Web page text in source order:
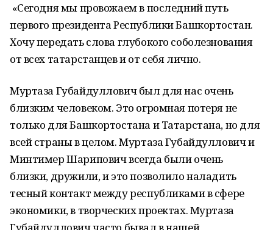
«Сегодня мы провожаем в последний путь
первого президента Республики Башкортостан.
Хочу передать слова глубокого соболезнования
от всех татарстанцев и от себя лично.
Муртаза Губайдуллович был для нас очень
близким человеком. Это огромная потеря не
только для Башкортостана и Татарстана, но для
всей страны в целом. Муртаза Губайдуллович и
Минтимер Шарипович всегда были очень
близки, дружили, и это позволило наладить
тесный контакт между республиками в сфере
экономики, в творческих проектах. Муртаза